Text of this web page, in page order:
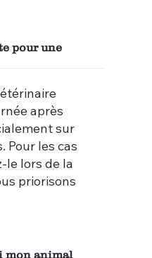
pour une
après
sur
Pour les cas
le lors de la
priorisons
mon animal